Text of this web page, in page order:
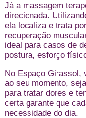
Já a massagem
direcionada.
ela localiza e trata
recuperação
ideal para casos de
postura, esforço
No Espaço Girassol,
ao seu momento,
para tratar dores e
certa garante que
necessidade do dia.